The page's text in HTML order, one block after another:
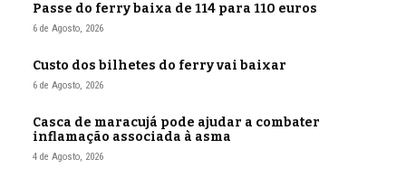
Passe do ferry baixa de 114 para 110 euros
6 de Agosto, 2026
Custo dos bilhetes do ferry vai baixar
6 de Agosto, 2026
Casca de maracujá pode ajudar a combater
inflamação associada à asma
4 de Agosto, 2026